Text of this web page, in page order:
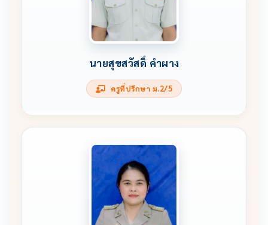
นายสุขสวัสดิ์ คำผาง
ครูที่ปรึกษา ม.2/5